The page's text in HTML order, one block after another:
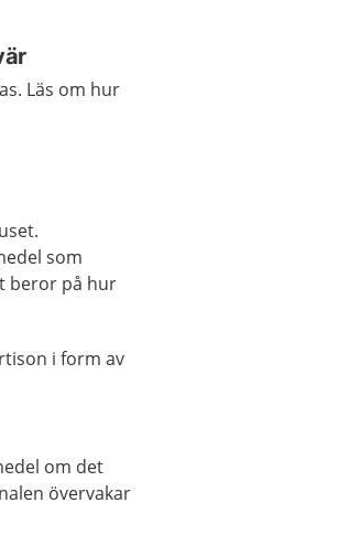
Läs om hur
som
beror på hur
i form av
om det
övervakar